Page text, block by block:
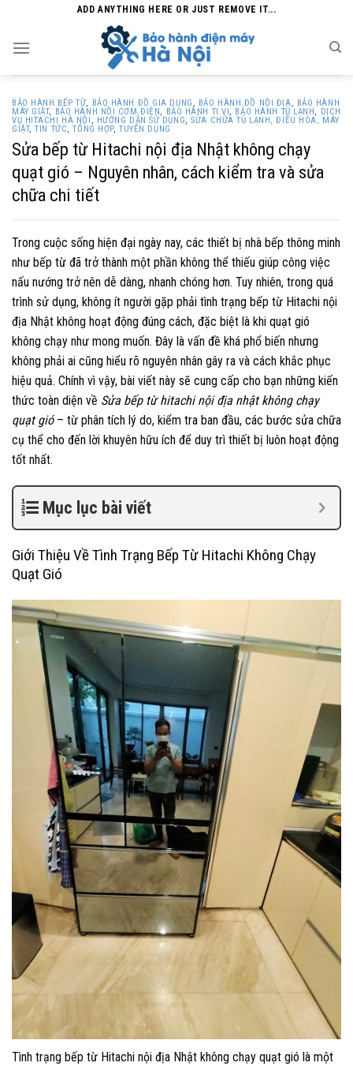
content
ADD ANYTHING HERE OR JUST REMOVE IT...
BẢO HÀNH BẾP TỪ, BẢO HÀNH ĐỒ GIA DỤNG , BẢO HÀNH ĐỒ NỘI ĐỊA, BẢO HÀNH
MÁY GIẶT, BẢO HÀNH NỒI CƠM ĐIỆN, BẢO HÀNH TI VI, BẢO HÀNH TỦ LẠNH, DỊCH
VỤ HITACHI HÀ NỘI , HƯỚNG DẪN SỬ DỤNG,SỬA CHỮA TỦ LẠNH, ĐIỀU HÒA, MÁY
GIẶT,TIN TỨC,TỔNG HỢP,TUYỂN DỤNG
Sửa bếp từ Hitachi nội địa Nhật không chạy
quạt gió – Nguyên nhân, cách kiểm tra và sửa
chữa chi tiết
Trong cuộc sống hiện đại ngày nay, các thiết bị nhà bếp thông minh
như bếp từ đã trở thành một phần không thể thiếu giúp công việc
nấu nướng trở nên dễ dàng, nhanh chóng hơn. Tuy nhiên, trong quá
trình sử dụng, không ít người gặp phải tình trạng bếp từ Hitachi nội
địa Nhật không hoạt động đúng cách, đặc biệt là khi quạt gió
không chạy như mong muốn. Đây là vấn đề khá phổ biến nhưng
không phải ai cũng hiểu rõ nguyên nhân gây ra và cách khắc phục
hiệu quả. Chính vì vậy, bài viết này sẽ cung cấp cho bạn những kiến
thức toàn diện về Sửa bếp từ hitachi nội địa nhật không chạy
quạt gió– từ phân tích lý do, kiểm tra ban đầu, các bước sửa chữa
cụ thể cho đến lời khuyên hữu ích để duy trì thiết bị luôn hoạt động
tốt nhất.
Mục lục bài viết
Giới Thiệu Về Tình Trạng Bếp Từ Hitachi Không Chạy
Quạt Gió
Tình trạng bếp từ Hitachi nội địa Nhật không chạy quạt gió là một